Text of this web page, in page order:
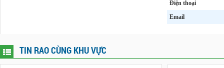
Điện thoại
Email
TIN RAO CÙNG KHU VỰC